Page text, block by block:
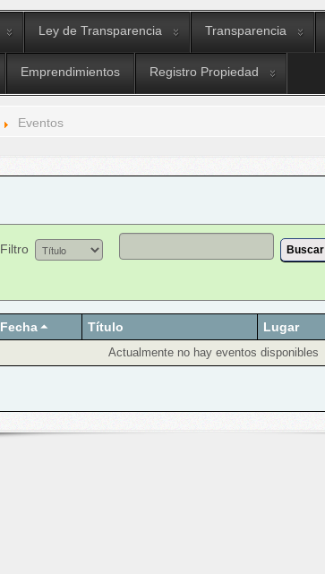
Ley de Transparencia Transparencia
Emprendimientos Registro Propiedad
Eventos
Filtro Buscar
Fecha Título Lugar
Actualmente no hay eventos disponibles